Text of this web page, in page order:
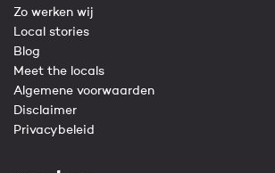
Zo werken wij
Local stories
Blog
Meet the locals
Algemene voorwaarden
Disclaimer
Privacybeleid